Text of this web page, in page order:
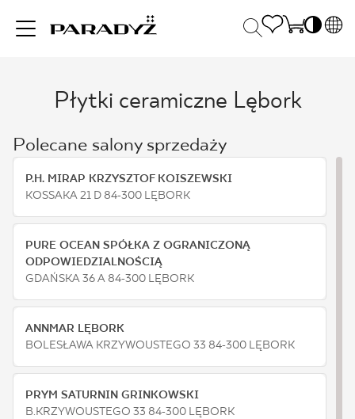
INSPIRACJE
PRODUKTY
KOLEKCJE
DLA BIZNESU
Płytki ceramiczne Lębork
Polecane salony sprzedaży
P.H. MIRAP KRZYSZTOF KOISZEWSKI
KOSSAKA 21 D 84-300 LĘBORK
PURE OCEAN SPÓŁKA Z OGRANICZONĄ
ODPOWIEDZIALNOŚCIĄ
GDAŃSKA 36 A 84-300 LĘBORK
ANNMAR LĘBORK
BOLESŁAWA KRZYWOUSTEGO 33 84-300 LĘBORK
PRYM SATURNIN GRINKOWSKI
B.KRZYWOUSTEGO 33 84-300 LĘBORK